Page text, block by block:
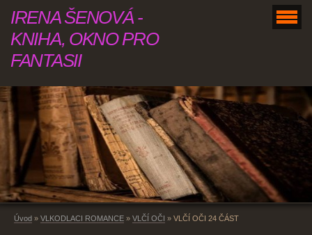
IRENA ŠENOVÁ -
KNIHA, OKNO PRO
FANTASII
Úvod » VLKODLACI ROMANCE » VLČÍ OČI » VLČÍ OČI 24 ČÁST